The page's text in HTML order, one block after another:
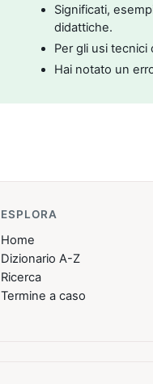
Significati,
didattiche.
Per gli usi
Hai notato un
ESPLORA
Home
Dizionario A-Z
Ricerca
Termine a caso